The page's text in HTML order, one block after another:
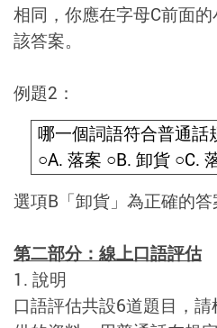
相同，你應在字母C前面
該答案。
例題2：
哪一個詞語符合普通話
○A.落案 ○B.卸貨 ○C.
選項B「卸貨」為正確的答
第二部分：線上口語評估
1. 說明
口語評估共設6道題目，